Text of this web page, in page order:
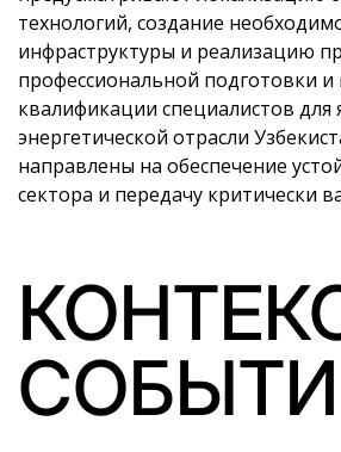
технологий, создание
инфраструктуры и реализацию
профессиональной подготовки
квалификации специалистов для
энергетической отрасли
направлены на обеспечение
сектора и передачу критически